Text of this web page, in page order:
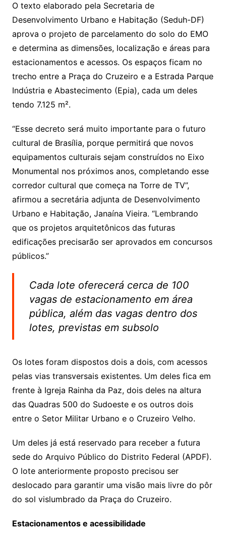
O texto elaborado pela Secretaria de
Desenvolvimento Urbano e Habitação (Seduh-DF)
aprova o projeto de parcelamento do solo do EMO
e determina as dimensões, localização e áreas para
estacionamentos e acessos. Os espaços ficam no
trecho entre a Praça do Cruzeiro e a Estrada Parque
Indústria e Abastecimento (Epia), cada um deles
tendo 7.125 m².
“Esse decreto será muito importante para o futuro
cultural de Brasília, porque permitirá que novos
equipamentos culturais sejam construídos no Eixo
Monumental nos próximos anos, completando esse
corredor cultural que começa na Torre de TV”,
afirmou a secretária adjunta de Desenvolvimento
Urbano e Habitação, Janaína Vieira. “Lembrando
que os projetos arquitetônicos das futuras
edificações precisarão ser aprovados em concursos
públicos.”
Cada lote oferecerá cerca de 100
vagas de estacionamento em área
pública, além das vagas dentro dos
lotes, previstas em subsolo
Os lotes foram dispostos dois a dois, com acessos
pelas vias transversais existentes. Um deles fica em
frente à Igreja Rainha da Paz, dois deles na altura
das Quadras 500 do Sudoeste e os outros dois
entre o Setor Militar Urbano e o Cruzeiro Velho.
Um deles já está reservado para receber a futura
sede do Arquivo Público do Distrito Federal (APDF).
O lote anteriormente proposto precisou ser
deslocado para garantir uma visão mais livre do pôr
do sol vislumbrado da Praça do Cruzeiro.
Estacionamentos e acessibilidade